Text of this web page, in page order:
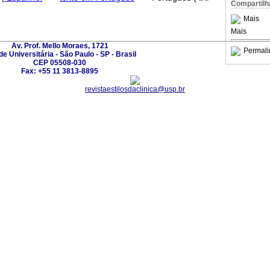
Mais
Mais
Av. Prof. Mello Moraes, 1721
Universitária - São Paulo - SP - Brasil
CEP 05508-030
Fax: +55 11 3813-8895
revistaestilosdaclinica@usp.br